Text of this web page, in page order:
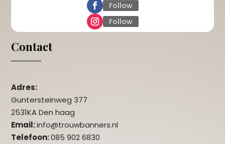
Follow
Follow
Contact
Adres:
Guntersteinweg 377
2531KA Den haag
Email:info@trouwbanners.nl
Telefoon:085 902 6830